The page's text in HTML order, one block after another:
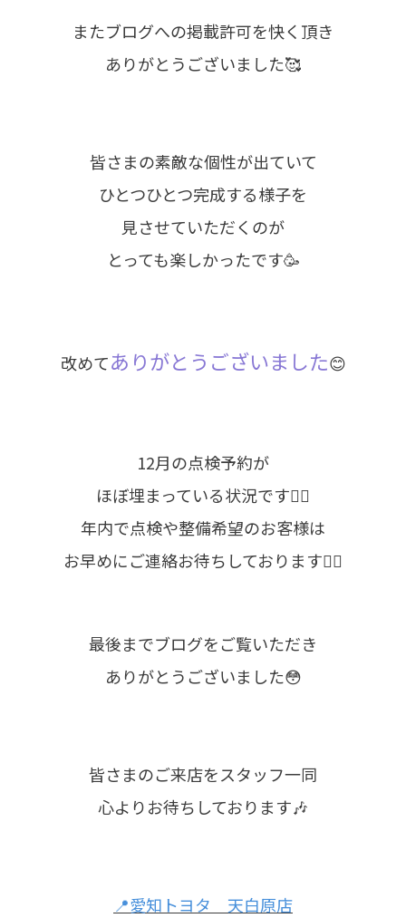
またブログへの掲載許可を快く頂き
ありがとうございました🥰
皆さまの素敵な個性が出ていて
ひとつひとつ完成する様子を
見させていただくのが
とっても楽しかったです🥳
改めてありがとうございました😊
12月の点検予約が
ほぼ埋まっている状況です🙇‍♂️
年内で点検や整備希望のお客様は
お早めにご連絡お待ちしております🙇‍♂️
最後までブログをご覧いただき
ありがとうございました😳
皆さまのご来店をスタッフ一同
心よりお待ちしております🎶
📍愛知トヨタ 天白原店